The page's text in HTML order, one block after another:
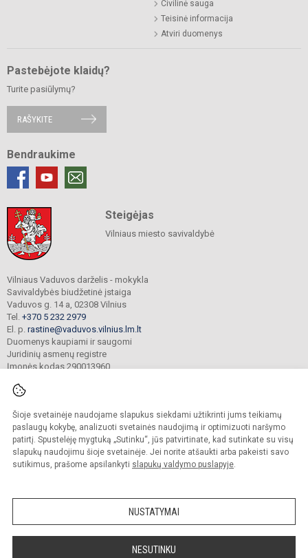
Šioje svetainėje naudojame slapukus siekdami užtikrinti jums teikiamų
paslaugų kokybę, analizuoti svetainės naudojimą ir optimizuoti naršymo
patirtį. Spustelėję mygtuką „Sutinku“, jūs patvirtinate, kad sutinkate su visų
slapukų naudojimu šioje svetainėje. Jei norite atšaukti arba pakeisti savo
sutikimus, prašome apsilankyti slapukų valdymo puslapyje.
NUSTATYMAI
NESUTINKU
Civilinė sauga
Teisinė informacija
Atviri duomenys
Pastebėjote klaidų?
Turite pasiūlymų?
RAŠYKITE
Bendraukime
Steigėjas
Vilniaus miesto savivaldybė
Vilniaus Vaduvos darželis - mokykla
Savivaldybės biudžetinė įstaiga
Vaduvos g. 14 a, 02308 Vilnius
Tel. +370 5 232 2979
El. p. rastine@vaduvos.vilnius.lm.lt
Duomenys kaupiami ir saugomi
Juridinių asmenų registre
Įmonės kodas 290013960
© 2023. Vilniaus Vaduvos darželis - mokykla. Visos teisės saugomos.
Kopijuoti turinį be raštiško įstaigos administracijos sutikimo griežtai draudžiama.
Prieinamumo paraiška Slapukų politika
Sumanus būdas atnaujinti